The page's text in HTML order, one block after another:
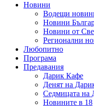
Новини
Водещи
Новини
Новини от
Регионални
Любопитно
Програма
Предавания
Дарик Кафе
Денят на
Седмицата на
Новините в 18